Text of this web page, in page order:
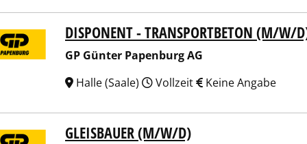
Papenburg AG
DISPONENT - TRANSPORTBETON (M/W/
GP Günter Papenburg AG
Halle (Saale)
Vollzeit Keine Angabe
Papenburg AG
GLEISBAUER (M/W/D)